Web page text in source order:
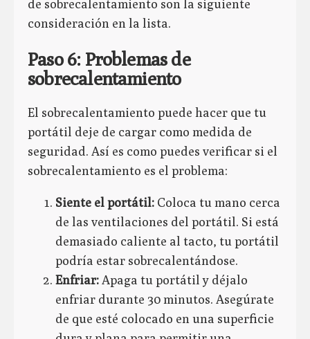
de sobrecalentamiento son la siguiente
consideración en la lista.
Paso 6: Problemas de
sobrecalentamiento
El sobrecalentamiento puede hacer que tu
portátil deje de cargar como medida de
seguridad. Así es como puedes verificar si el
sobrecalentamiento es el problema:
Siente el portátil: Coloca tu mano cerca
de las ventilaciones del portátil. Si está
demasiado caliente al tacto, tu portátil
podría estar sobrecalentándose.
Enfriar: Apaga tu portátil y déjalo
enfriar durante 30 minutos. Asegúrate
de que esté colocado en una superficie